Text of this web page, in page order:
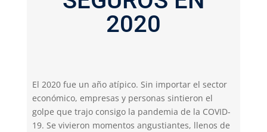
2020
El 2020 fue un año atípico. Sin importar el sector
económico, empresas y personas sintieron el
golpe que trajo consigo la pandemia de la COVID-
19. Se vivieron momentos angustiantes, llenos de